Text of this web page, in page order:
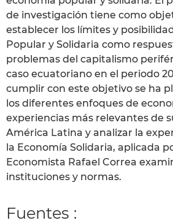
de investigación tiene como
establecer los límites y
Popular y Solidaria como
problemas del capitalismo
caso ecuatoriano en el periodo
cumplir con este objetivo se ha
los diferentes enfoques de
experiencias más relevantes de
América Latina y analizar la
la Economía Solidaria, aplicada
Economista Rafael Correa
instituciones y normas.
Fuentes :